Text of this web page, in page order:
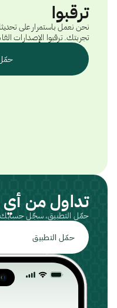
ترقبوا
نحن نعمل باستمرار على
تجربتك. ترقبوا الإصدارات
تداول من
حمّل التطبيق، سجّل حسابك،
حمّل التطبيق